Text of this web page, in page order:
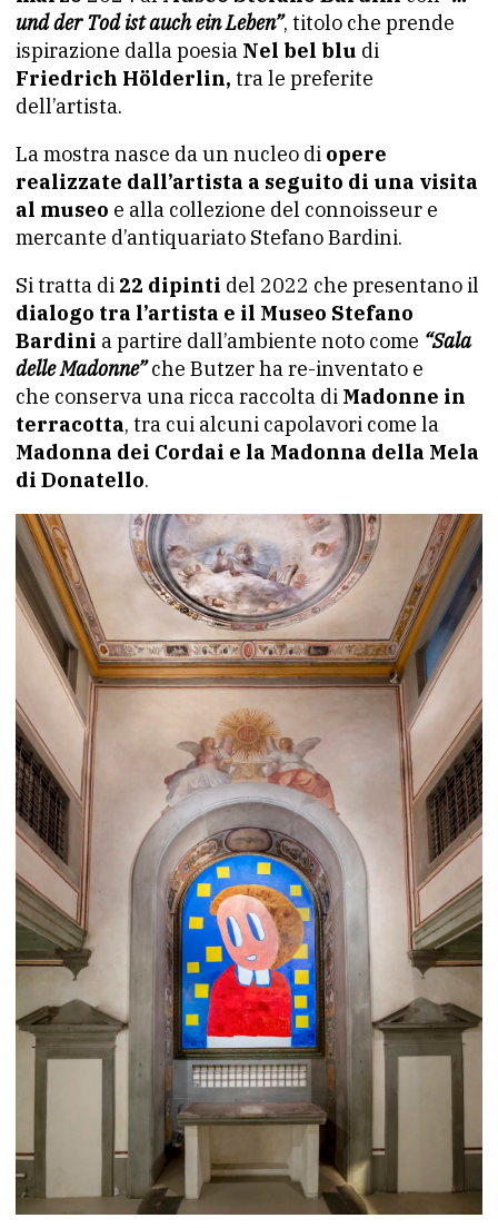
und der Tod ist auch ein Leben”, titolo che prende
ispirazione dalla poesia Nel bel blu di
Friedrich Hölderlin, tra le preferite
dell’artista.
La mostra nasce da un nucleo di opere
realizzate dall’artista a seguito di una visita
al museo e alla collezione del connoisseur e
mercante d’antiquariato Stefano Bardini.
Si tratta di 22 dipinti del 2022 che presentano il
dialogo tra l’artista e il Museo Stefano
Bardini a partire dall’ambiente noto come “Sala
delle Madonne” che Butzer ha re-inventato e
che conserva una ricca raccolta di Madonne in
terracotta, tra cui alcuni capolavori come la
Madonna dei Cordai e la Madonna della Mela
di Donatello.